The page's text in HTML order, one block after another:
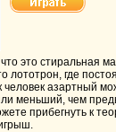
это стиральная
лототрон, где
азартный
меньший, чем
прибегнуть к